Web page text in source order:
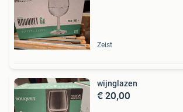
Zeist
wijnglazen
€ 20,00